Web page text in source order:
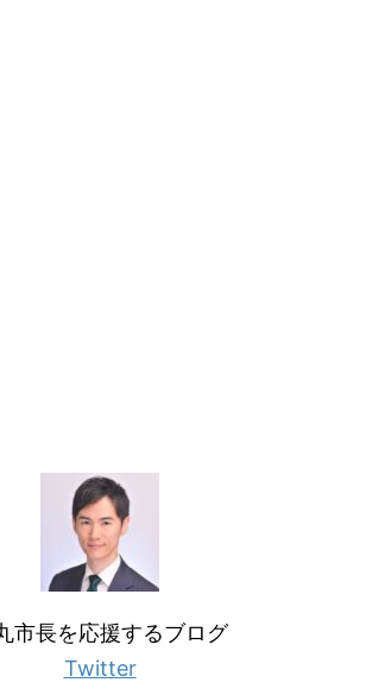
市長を応援するブログ
Twitter